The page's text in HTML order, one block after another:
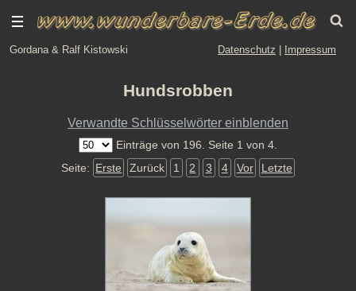
Gordana & Ralf Kistowski Datenschutz Impressum
Hundsrobben
Verwandte Schlüsselwörter einblenden
Einträge von 196. Seite 1 von 4.
Seite: Erste Zurück 1 2 3 4 Vor Letzte